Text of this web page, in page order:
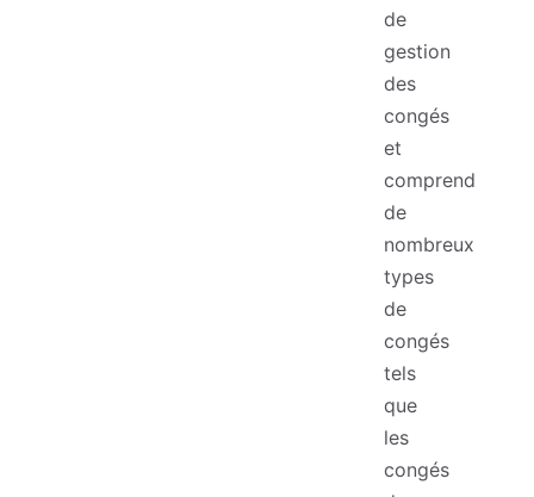
de
gestion
des
congés
et
comprend
de
nombreux
types
de
congés
tels
que
les
congés